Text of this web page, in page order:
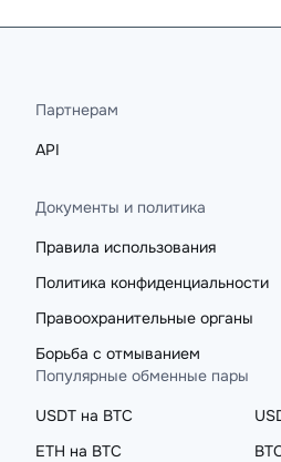
Партнерам
API
Документы и политика
Правила использования
Политика конфиденциальности
Правоохранительные органы
Борьба с отмыванием
Популярные обменные пары
USDT на BTC
ETH на BTC